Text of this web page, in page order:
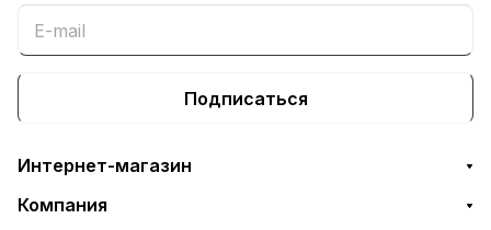
Подписаться
Интернет-магазин
Компания